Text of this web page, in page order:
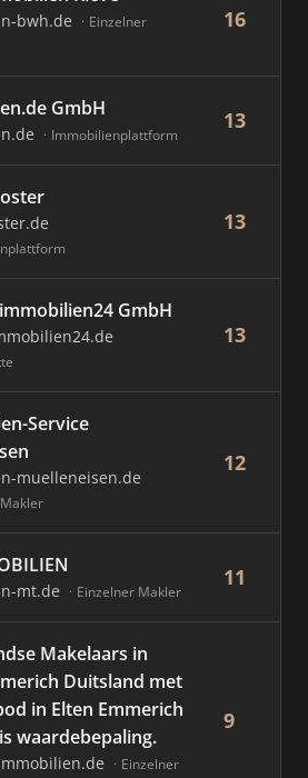
bwh.de
Einzelner
16
GmbH
Immobilienplattform
13
13
GmbH
13
Service
muelleneisen.de
12
mt.de Einzelner Makler
11
Makelaars in
Duitsland met
in Elten Emmerich
waardebepaling.
Einzelner
9